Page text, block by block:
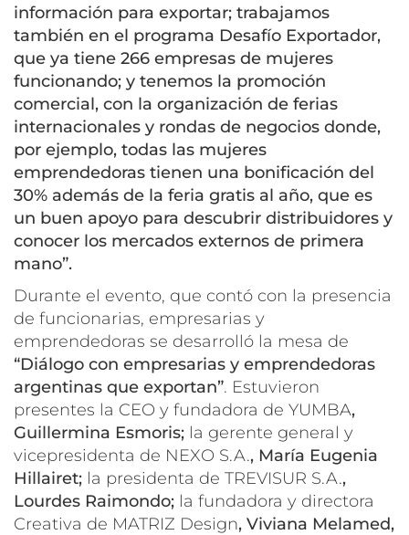
información para exportar; trabajamos
también en el programa Desafío Exportador,
que ya tiene 266 empresas de mujeres
funcionando; y tenemos la promoción
comercial, con la organización de ferias
internacionales y rondas de negocios donde,
por ejemplo, todas las mujeres
emprendedoras tienen una bonificación del
30% además de la feria gratis al año, que es
un buen apoyo para descubrir distribuidores y
conocer los mercados externos de primera
mano”.
Durante el evento, que contó con la presencia
de funcionarias, empresarias y
emprendedoras se desarrolló la mesa de
“Diálogo con empresarias y emprendedoras
argentinas que exportan”. Estuvieron
presentes la CEO y fundadora de YUMBA,
Guillermina Esmoris; la gerente general y
vicepresidenta de NEXO S.A., María Eugenia
Hillairet; la presidenta de TREVISUR S.A.,
Lourdes Raimondo; la fundadora y directora
Creativa de MATRIZ Design, Viviana Melamed,